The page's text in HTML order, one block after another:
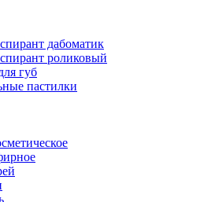
дабоматик
роликовый
губ
пастилки